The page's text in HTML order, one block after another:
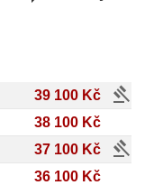
39 100 Kč gavel
38 100 Kč
37 100 Kč gavel
36 100 Kč